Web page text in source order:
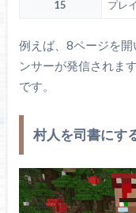
15 プレ
例えば、8ページを
ンサーが発信されま
です。
村人を司書にす